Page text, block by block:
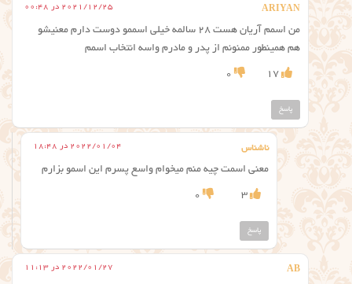
ARIYAN 2021/12/25 در 00:48
من اسمم آریان هست ۲۸ سالمه خیلی اسممو دوست دارم معنیشو
هم همینطور ممنونم از پدر و مادرم واسه انتخاب اسمم
17
0
پاسخ
ناشناس 2022/01/04 در 18:48
معنی اسمت چیه منم میخوام واسع پسرم این اسمو بزارم
3
0
پاسخ
AB 2022/01/27 در 11:13